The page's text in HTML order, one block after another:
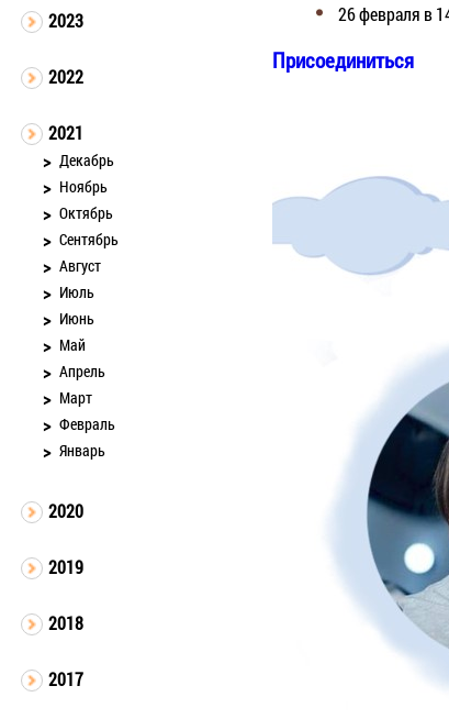
2023
2022
2021
Декабрь
Ноябрь
Октябрь
Сентябрь
Август
Июль
Июнь
Май
Апрель
Март
Февраль
Январь
2020
2019
2018
2017
26 февраля в
Присоединиться